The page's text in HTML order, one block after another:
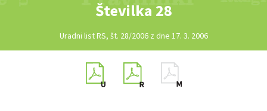
Številka 28
Uradni list RS, št. 28/2006 z dne 17. 3. 2006